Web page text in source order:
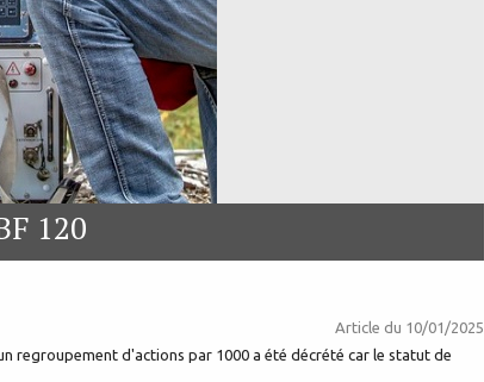
120
Article du 10/01/2025
regroupement d'actions par 1000 a été décrété car le statut de